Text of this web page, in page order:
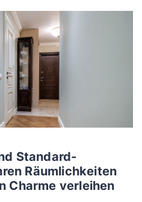
Standard-
Räumlichkeiten
Charme verleihen